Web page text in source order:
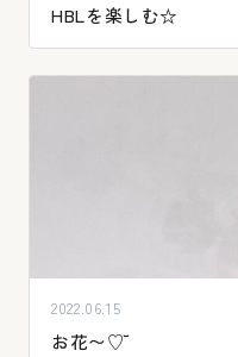
HBLを楽しむ☆
2022.06.15
お花〜♡꙼̈